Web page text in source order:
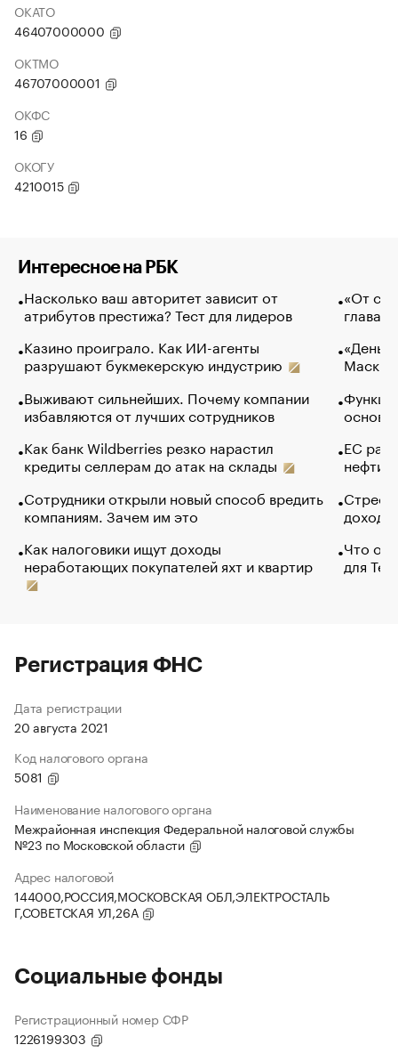
ОКАТО
46407000000
ОКТМО
46707000001
ОКФС
16
ОКОГУ
4210015
Интересное на РБК
Насколько ваш авторитет зависит от
атрибутов престижа? Тест для лидеров
Казино проиграло. Как ИИ-агенты
разрушают букмекерскую индустрию
Выживают сильнейших. Почему компании
избавляются от лучших сотрудников
Как банк Wildberries резко нарастил
кредиты селлерам до атак на склады
Сотрудники открыли новый способ вредить
компаниям. Зачем им это
Как налоговики ищут доходы
неработающих покупателей яхт и квартир
«От
глава
Маск в
основ
ЕС
нефти
Что
для
Регистрация ФНС
Дата регистрации
20 августа 2021
Код налогового органа
5081
Наименование налогового органа
Межрайонная инспекция Федеральной налоговой службы
№23 по Московской области
Адрес налоговой
144000,РОССИЯ,МОСКОВСКАЯ ОБЛ,ЭЛЕКТРОСТАЛЬ
Г,СОВЕТСКАЯ УЛ,26А
Социальные фонды
Регистрационный номер СФР
1226199303